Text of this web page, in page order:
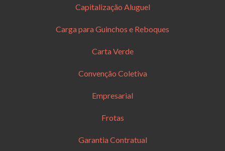
Capitalização Aluguel
Carga para Guinchos e Reboques
Carta Verde
Convenção Coletiva
Empresarial
Frotas
Garantia Contratual